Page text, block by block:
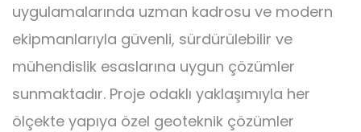
uygulamalarında uzman kadrosu ve modern
ekipmanlarıyla güvenli, sürdürülebilir ve
mühendislik esaslarına uygun çözümler
sunmaktadır. Proje odaklı yaklaşımıyla her
ölçekte yapıya özel geoteknik çözümler